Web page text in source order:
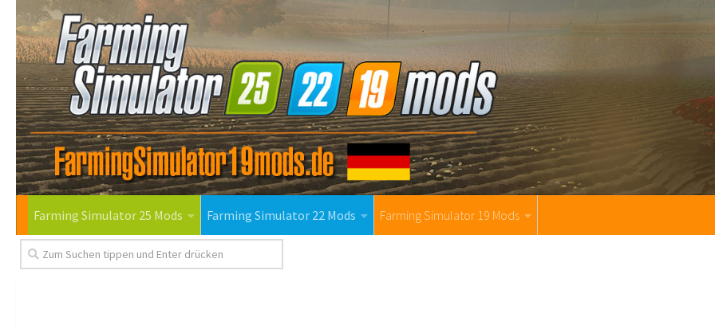
Farming Simulator 25 Mods Farming Simulator 22 Mods Farming Simulator 19 Mods